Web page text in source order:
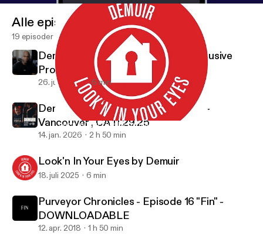
Look'n In Your Eyes by Demuir
Purveyor Chronicles with Demuir
Alle episoder
19 episoder
Demuir - Be The Summer Treat (Exclusive
Promo)
26. juni 2026 6 min
Demuir - Live at Vantek Warehouse -
Vancouver , CA 11.29.25
14. jan. 2026 2 h 50 min
Look'n In Your Eyes by Demuir
18. juli 2025 6 min
Purveyor Chronicles - Episode 16 "Fin" -
DOWNLOADABLE
12. apr. 2018 1 h 50 min